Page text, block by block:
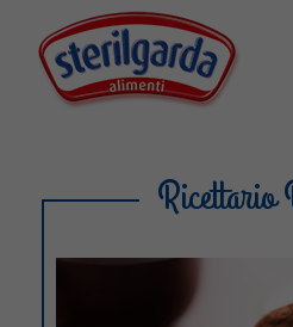
Ricettario